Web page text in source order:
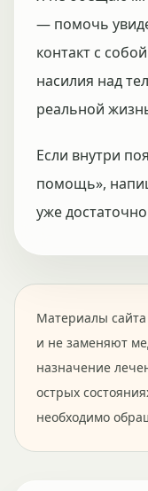
— помочь
контакт с
насилия над
реальной
Если внутри
помощь»,
уже
Материалы
и не заменяют
назначение
острых
необходимо